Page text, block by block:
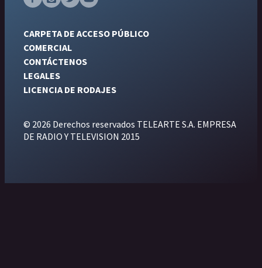
CARPETA DE ACCESO PÚBLICO
COMERCIAL
CONTÁCTENOS
LEGALES
LICENCIA DE RODAJES
© 2026 Derechos reservados TELEARTE S.A. EMPRESA
DE RADIO Y TELEVISION 2015